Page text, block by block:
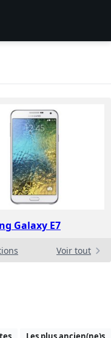
Galaxy E7
Voir tout